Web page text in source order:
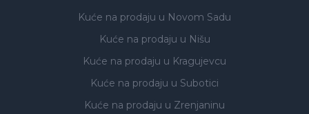
Kuće na prodaju u Novom Sadu
Kuće na prodaju u Nišu
Kuće na prodaju u Kragujevcu
Kuće na prodaju u Subotici
Kuće na prodaju u Zrenjaninu